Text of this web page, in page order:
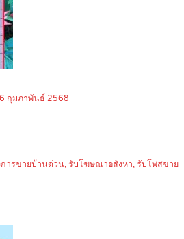
กุมภาพันธ์ 2568
ารขายบ้านด่วน, รับโฆษณาอสังหา, รับโพสขาย